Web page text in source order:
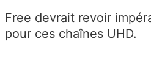
Free devrait revoir
pour ces chaînes UHD.